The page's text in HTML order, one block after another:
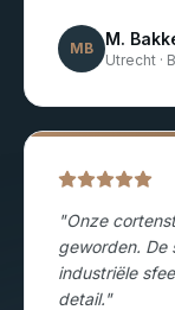
MB M.
Utrecht ·
"Onze
geworden. De
industriële
detail."